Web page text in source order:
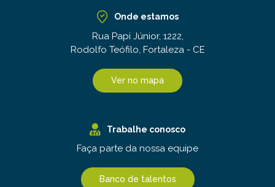
Onde estamos
Rua Papi Júnior, 1222,
Rodolfo Teófilo, Fortaleza - CE
Ver no mapa
Trabalhe conosco
Faça parte da nossa equipe
Banco de talentos